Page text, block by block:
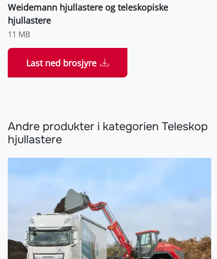
Weidemann hjullastere og teleskopiske
hjullastere
11 MB
Last ned brosjyre
Andre produkter i kategorien Teleskop
hjullastere